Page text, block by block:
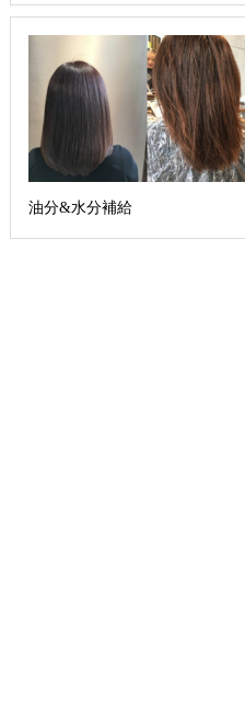
油分&水分補給